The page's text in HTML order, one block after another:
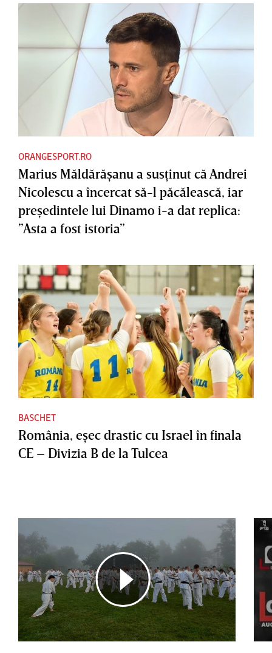
ORANGESPORT.RO
Marius Măldărăşanu a susţinut că Andrei
Nicolescu a încercat să-l păcălească, iar
preşedintele lui Dinamo i-a dat replica:
”Asta a fost istoria”
BASCHET
România, eşec drastic cu Israel în finala
CE – Divizia B de la Tulcea